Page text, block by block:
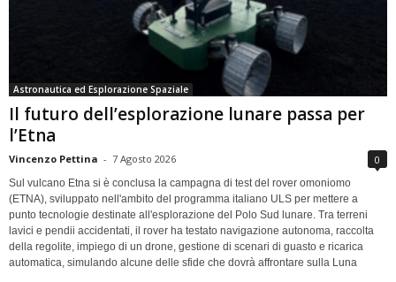
Astronautica ed Esplorazione Spaziale
Il futuro dell’esplorazione lunare passa per
l’Etna
Vincenzo Pettina - 7 Agosto 2026 0
Sul vulcano Etna si è conclusa la campagna di test del rover omoniomo
(ETNA), sviluppato nell'ambito del programma italiano ULS per mettere a
punto tecnologie destinate all'esplorazione del Polo Sud lunare. Tra terreni
lavici e pendii accidentati, il rover ha testato navigazione autonoma, raccolta
della regolite, impiego di un drone, gestione di scenari di guasto e ricarica
automatica, simulando alcune delle sfide che dovrà affrontare sulla Luna